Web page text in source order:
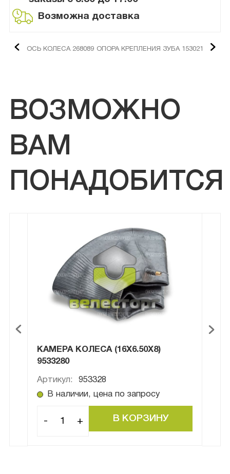
Возможна доставка
ОСЬ КОЛЕСА 268089 ОПОРА КРЕПЛЕНИЯ ЗУБА 153021
ВОЗМОЖНО
ВАМ
ПОНАДОБИТСЯ
КАМЕРА КОЛЕСА (16Х6.50Х8)
9533280
Артикул:
953328
В наличии, цена по запросу
- +